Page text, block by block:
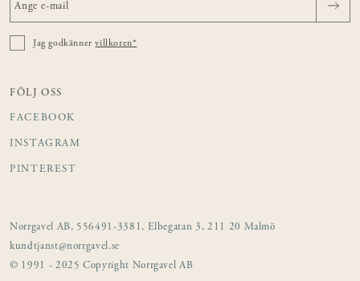
Jag godkännervillkoren*
FÖLJ OSS
FACEBOOK
INSTAGRAM
PINTEREST
Norrgavel AB, 556491-3381, Elbegatan 3, 211 20 Malmö
kundtjanst@norrgavel.se
© 1991 - 2025 Copyright Norrgavel AB